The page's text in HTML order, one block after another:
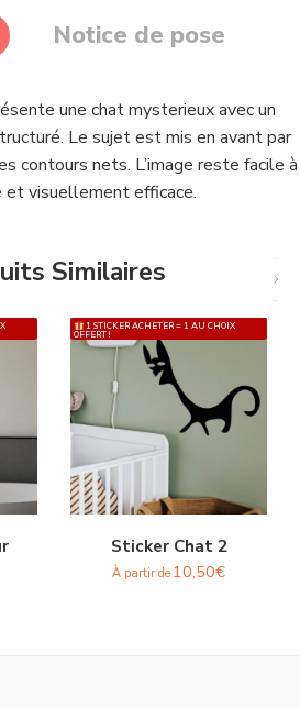
Notice de pose
une chat mysterieux avec un
Le sujet est mis en avant par
contours nets. L’image reste facile à
et visuellement efficace.
Similaires
1 STICKER ACHETER = 1 AU CHOIX
OFFERT !
Sticker Chat 2
À partir de 10,50€